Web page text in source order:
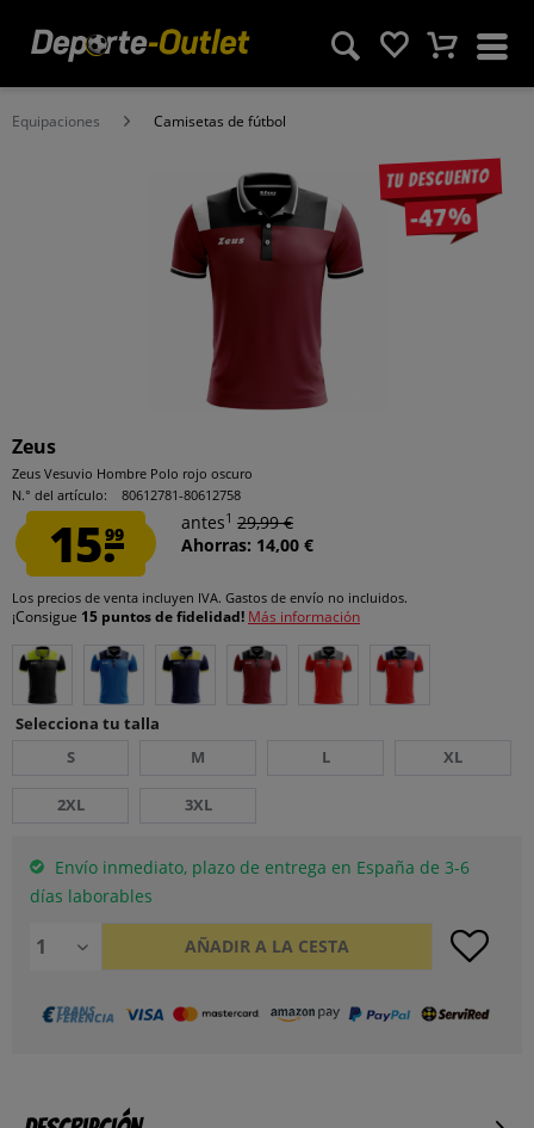
Equipaciones Camisetas de fútbol
Tu descuento
-47%
Zeus
Zeus Vesuvio Hombre Polo rojo oscuro
N.° del artículo:
80612781-80612758
15.99
antes1 29,99 €
Ahorras: 14,00 €
Los precios de venta incluyen IVA. Gastos de envío no incluidos.
¡Consigue 15 puntos de fidelidad! Más información
Selecciona tu talla
S
M L XL
2XL 3XL
Envío inmediato, plazo de entrega en España de 3-6
días laborables
AÑADIR A LA CESTA